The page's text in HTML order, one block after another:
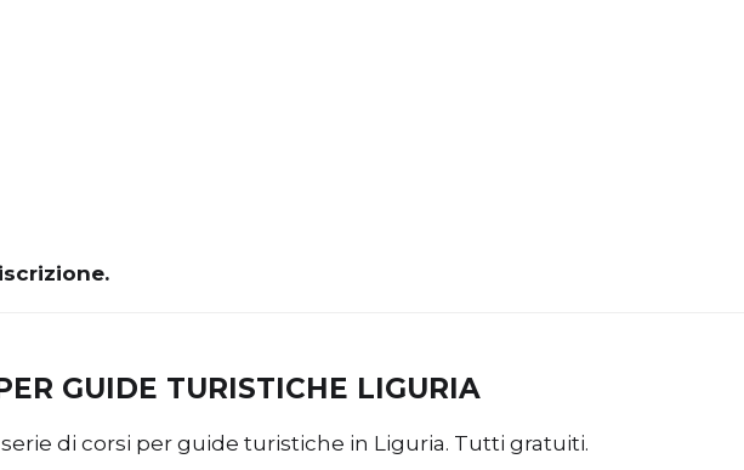
GUIDE TURISTICHE LIGURIA
di corsi per guide turistiche in Liguria. Tutti gratuiti.